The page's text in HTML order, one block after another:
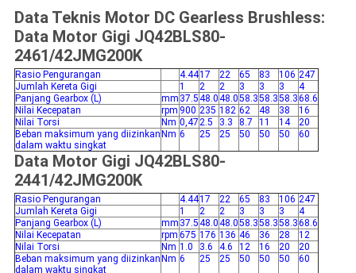
Data Teknis Motor DC Gearless Brushless:
Data Motor Gigi JQ42BLS80-
2461/42JMG200K
Rasio Pengurangan 4.4417 22 65 83 106 247
Jumlah Kereta Gigi
1 2 2 3 3 3
4
Panjang Gearbox (L)
mm 37.548.048.058.358.358.368.6
Nilai Kecepatan
rpm 900 235 182 62 48 38
16
Nilai Torsi
Nm 0,472.5 3.3 8.7 11 14
20
Beban maksimum yang diizinkan
dalam waktu singkat
Nm 6 25 25 50 50 50 60
Data Motor Gigi JQ42BLS80-
2441/42JMG200K
Rasio Pengurangan 4.4417 22 65 83 106 247
Jumlah Kereta Gigi
1 2 2 3 3 3
4
Panjang Gearbox (L)
mm 37.548.048.058.358.358.368.6
Nilai Kecepatan
rpm 675 176 136 46 36 28
12
Nilai Torsi
Nm 1.0 3.6 4.6 12 16 20
20
Beban maksimum yang diizinkan
dalam waktu singkat
Nm 6 25 25 50 50 50 60